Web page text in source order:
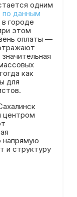
одним
по данным
в городе
этом
оплаты —
как
для
центром
напрямую
и структуру